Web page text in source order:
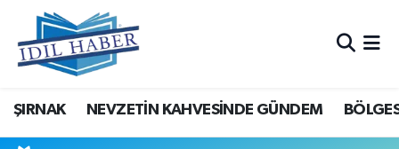
ŞIRNAK NEVZETİN KAHVESİNDE GÜNDEM
Nöbetçi Eczaneler
Hava Durumu